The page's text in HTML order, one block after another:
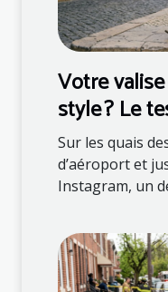
Votre
style ? Le
de mode
Sur les quais
d’aéroport et
Instagram, un